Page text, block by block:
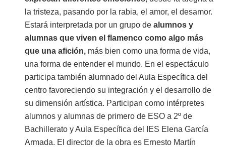
la tristeza, pasando por la rabia, el amor, el desamor.
Estará interpretada por un grupo de alumnos y
alumnas que viven el flamenco como algo más
que una afición, más bien como una forma de vida,
una forma de entender el mundo. En el espectáculo
participa también alumnado del Aula Específica del
centro favoreciendo su integración y el desarrollo de
su dimensión artística. Participan como intérpretes
alumnos y alumnas de primero de ESO a 2º de
Bachillerato y Aula Específica del IES Elena García
Armada. El director de la obra es Ernesto Martín